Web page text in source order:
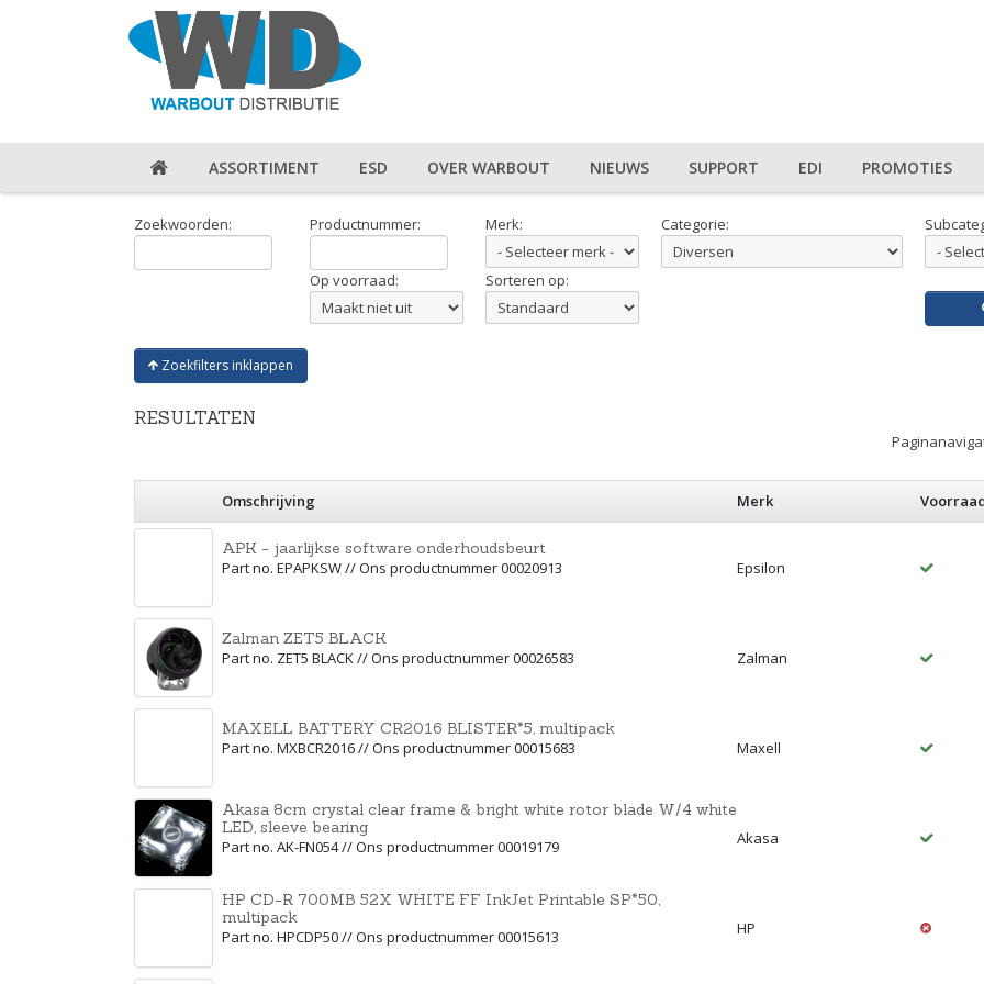
ASSORTIMENT ESD OVER WARBOUT NIEUWS SUPPORT EDI PROMOTIES
Zoekwoorden: Productnummer: Merk: Categorie:
Op voorraad: Sorteren op:
Zoekfilters inklappen
RESULTATEN
Omschrijving Merk
APK - jaarlijkse software onderhoudsbeurt
Part no. EPAPKSW // Ons productnummer 00020913
Epsilon
Zalman ZET5 BLACK
Part no. ZET5 BLACK // Ons productnummer 00026583
Zalman
MAXELL BATTERY CR2016 BLISTER*5, multipack
Part no. MXBCR2016 // Ons productnummer 00015683
Maxell
Akasa 8cm crystal clear frame & bright white rotor blade W/4 white
LED, sleeve bearing
Part no. AK-FN054 // Ons productnummer 00019179
Akasa
HP CD-R 700MB 52X WHITE FF InkJet Printable SP*50,
multipack
Part no. HPCDP50 // Ons productnummer 00015613
HP